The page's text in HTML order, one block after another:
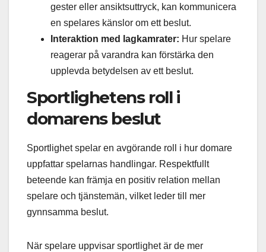
gester eller ansiktsuttryck, kan kommunicera
en spelares känslor om ett beslut.
Interaktion med lagkamrater: Hur spelare
reagerar på varandra kan förstärka den
upplevda betydelsen av ett beslut.
Sportlighetens roll i
domarens beslut
Sportlighet spelar en avgörande roll i hur domare
uppfattar spelarnas handlingar. Respektfullt
beteende kan främja en positiv relation mellan
spelare och tjänstemän, vilket leder till mer
gynnsamma beslut.
När spelare uppvisar sportlighet är de mer